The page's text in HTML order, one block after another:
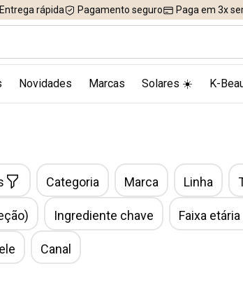
Entrega rápida Pagamento seguro Paga em 3x
Novidades Marcas Solares ☀️ K-
Categoria Marca Linha
Ingrediente chave Faixa
Canal